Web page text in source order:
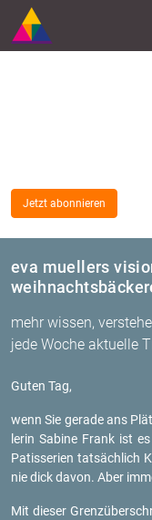
eva muellers
mehr wissen,
jede Woche aktuelle
Jetzt abonnieren
Guten Tag,
wenn Sie ge­ra­de ans
le­rin Sa­bi­ne Frank ist
Pa­tis­se­ri­en tat­säch­lich
nie dick davon. Aber
Mit die­ser